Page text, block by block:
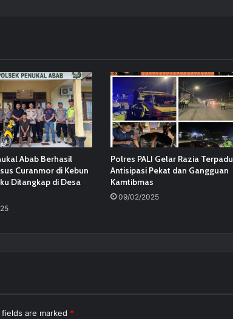
Abab Berhasil
Curanmor di Kebun
Ditangkap di Desa
Polres PALI Gelar Razia Terpadu
Antisipasi Pekat dan Gangguan
Kamtibmas
09/02/2025
fields are marked *